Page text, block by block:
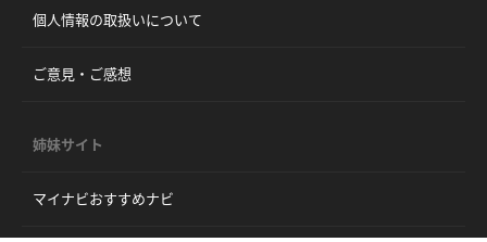
個人情報の取扱いについて
ご意見・ご感想
姉妹サイト
マイナビおすすめナビ